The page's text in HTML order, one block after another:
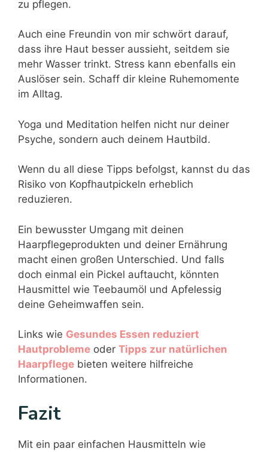
zu pflegen.
Auch eine Freundin von mir schwört darauf,
dass ihre Haut besser aussieht, seitdem sie
mehr Wasser trinkt. Stress kann ebenfalls ein
Auslöser sein. Schaff dir kleine Ruhemomente
im Alltag.
Yoga und Meditation helfen nicht nur deiner
Psyche, sondern auch deinem Hautbild.
Wenn du all diese Tipps befolgst, kannst du das
Risiko von Kopfhautpickeln erheblich
reduzieren.
Ein bewusster Umgang mit deinen
Haarpflegeprodukten und deiner Ernährung
macht einen großen Unterschied. Und falls
doch einmal ein Pickel auftaucht, könnten
Hausmittel wie Teebaumöl und Apfelessig
deine Geheimwaffen sein.
Links wie Gesundes Essen reduziert
Hautprobleme oder Tipps zur natürlichen
Haarpflege bieten weitere hilfreiche
Informationen.
Fazit
Mit ein paar einfachen Hausmitteln wie